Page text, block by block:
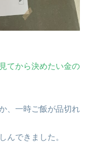
てから決めたい金の
、一時ご飯が品切れ
んできました。